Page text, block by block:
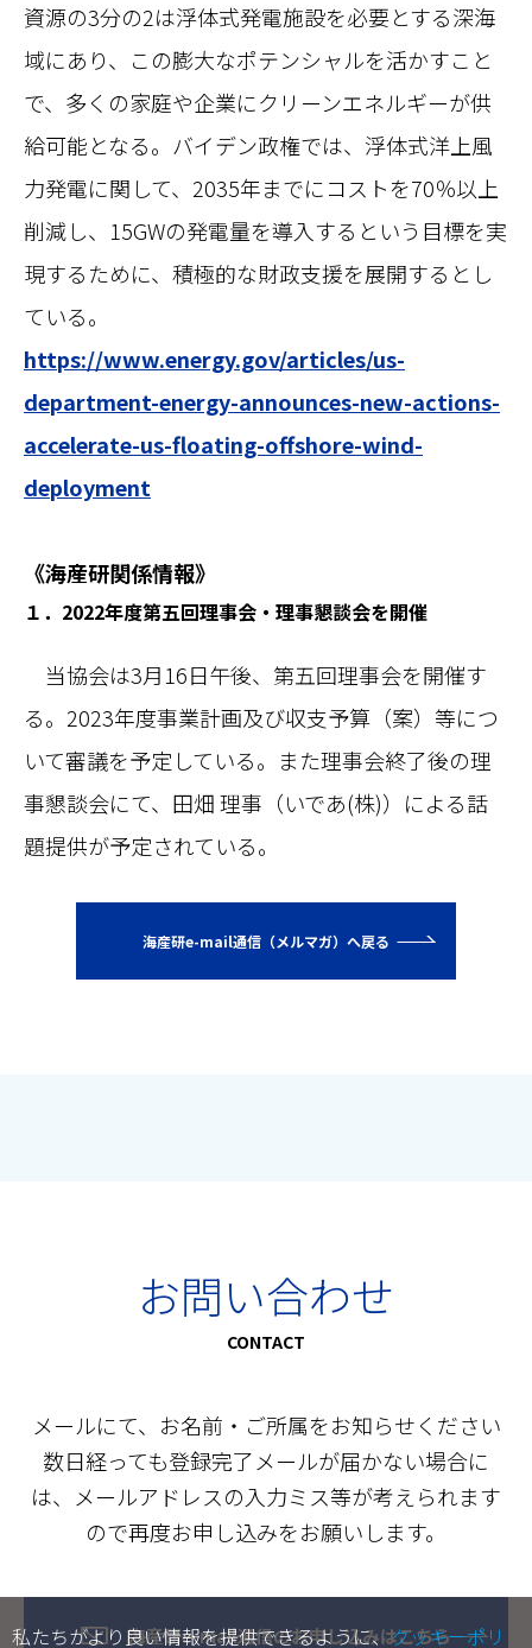
資源の3分の2は浮体式発電施設を必要とする深海
域にあり、この膨大なポテンシャルを活かすこと
で、多くの家庭や企業にクリーンエネルギーが供
給可能となる。バイデン政権では、浮体式洋上風
力発電に関して、2035年までにコストを70％以上
削減し、15GWの発電量を導入するという目標を実
現するために、積極的な財政支援を展開するとし
ている。
https://www.energy.gov/articles/us-
department-energy-announces-new-actions-
accelerate-us-floating-offshore-wind-
deployment
《海産研関係情報》
１．2022年度第五回理事会・理事懇談会を開催
当協会は3月16日午後、第五回理事会を開催す
る。2023年度事業計画及び収支予算（案）等につ
いて審議を予定している。また理事会終了後の理
事懇談会にて、田畑 理事（いであ(株)）による話
題提供が予定されている。
海産研e-mail通信（メルマガ）へ戻る
お問い合わせ
CONTACT
メールにて、お名前・ご所属をお知らせください
数日経っても登録完了メールが届かない場合に
は、メールアドレスの入力ミス等が考えられます
ので再度お申し込みをお願いします。
海産研e-mail通信のお申し込みはこちら
私たちがより良い情報を提供できるように、クッキーポリ